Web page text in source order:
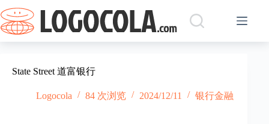
过
内
容
‌State Street 道富银行
Logocola 84 次浏览 2024/12/11 银行金融